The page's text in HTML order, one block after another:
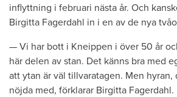
inflyttning i februari nästa år. Och
Birgitta Fagerdahl in i en av de nya
— Vi har bott i Kneippen i över 50 år
här delen av stan. Det känns bra med
att ytan är väl tillvaratagen. Men
nöjda med, förklarar Birgitta Fagerdahl.